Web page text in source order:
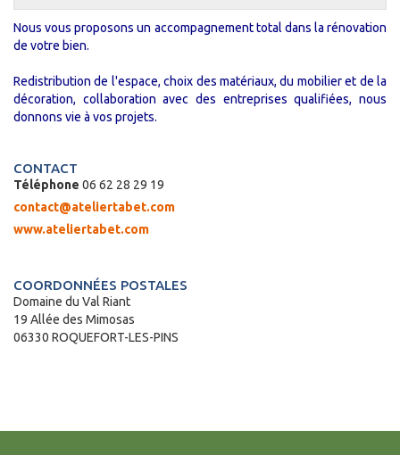
Nous vous proposons un accompagnement total dans la rénovation
de votre bien.
Redistribution de l'espace, choix des matériaux, du mobilier et de la
décoration, collaboration avec des entreprises qualifiées, nous
donnons vie à vos projets.
CONTACT
Téléphone 06 62 28 29 19
contact@ateliertabet.com
www.ateliertabet.com
COORDONNÉES POSTALES
Domaine du Val Riant
19 Allée des Mimosas
06330 ROQUEFORT-LES-PINS